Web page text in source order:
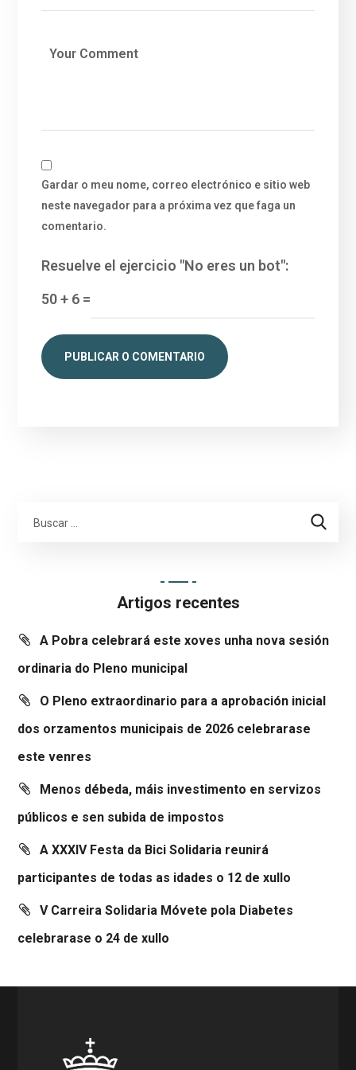
Gardar o meu nome, correo electrónico e sitio web
neste navegador para a próxima vez que faga un
comentario.
Resuelve el ejercicio "No eres un bot":
50 + 6 =
Artigos recentes
A Pobra celebrará este xoves unha nova sesión
ordinaria do Pleno municipal
O Pleno extraordinario para a aprobación inicial
dos orzamentos municipais de 2026 celebrarase
este venres
Menos débeda, máis investimento en servizos
públicos e sen subida de impostos
A XXXIV Festa da Bici Solidaria reunirá
participantes de todas as idades o 12 de xullo
V Carreira Solidaria Móvete pola Diabetes
celebrarase o 24 de xullo